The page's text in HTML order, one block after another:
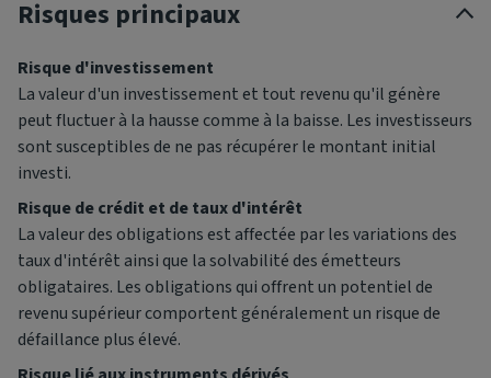
Risques principaux
Risque d'investissement
La valeur d'un investissement et tout revenu qu'il génère
peut fluctuer à la hausse comme à la baisse. Les investisseurs
sont susceptibles de ne pas récupérer le montant initial
investi.
Risque de crédit et de taux d'intérêt
La valeur des obligations est affectée par les variations des
taux d'intérêt ainsi que la solvabilité des émetteurs
obligataires. Les obligations qui offrent un potentiel de
revenu supérieur comportent généralement un risque de
défaillance plus élevé.